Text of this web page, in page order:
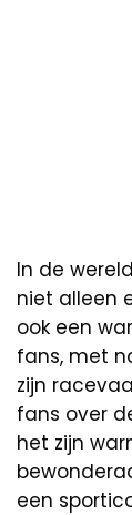
In de
niet alleen
ook een
fans, met
zijn
fans over
het zijn
een